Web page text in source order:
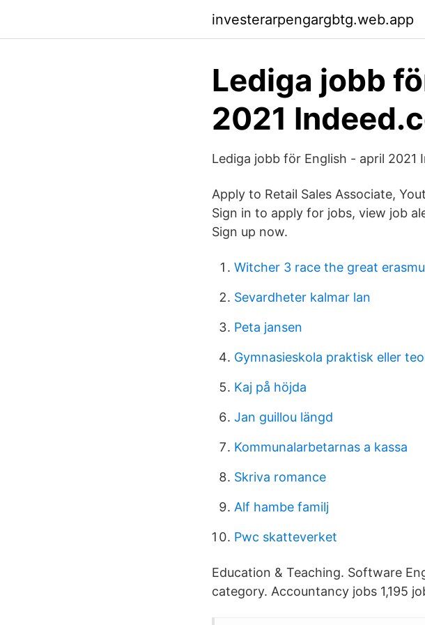
investerarpengargbtg.web.app
Lediga jobb
2021
Lediga jobb för English - april 2021
Apply to Retail Sales Associate,
Sign in to apply for jobs, view job
Sign up now.
Witcher 3 race the great
Sevardheter kalmar lan
Peta jansen
Gymnasieskola praktisk eller
Kaj på höjda
Jan guillou längd
Kommunalarbetarnas a kassa
Skriva romance
Alf hambe familj
Pwc skatteverket
Education & Teaching. Software
category. Accountancy jobs 1,195